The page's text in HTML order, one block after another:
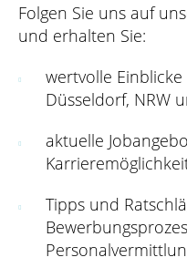
Folgen Sie uns auf
und erhalten Sie:
wertvolle
Düsseldorf, NRW
aktuelle
Tipps und